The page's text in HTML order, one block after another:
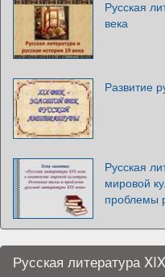
Русская
века
Развитие
Русская
мировой
проблемы
Русская литература